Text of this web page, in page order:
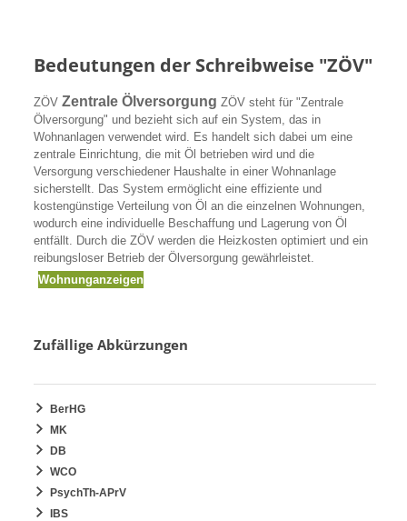
Bedeutungen der Schreibweise "ZÖV"
ZÖVZentrale Ölversorgung ZÖV steht für "Zentrale
Ölversorgung" und bezieht sich auf ein System, das in
Wohnanlagen verwendet wird. Es handelt sich dabei um eine
zentrale Einrichtung, die mit Öl betrieben wird und die
Versorgung verschiedener Haushalte in einer Wohnanlage
sicherstellt. Das System ermöglicht eine effiziente und
kostengünstige Verteilung von Öl an die einzelnen Wohnungen,
wodurch eine individuelle Beschaffung und Lagerung von Öl
entfällt. Durch die ZÖV werden die Heizkosten optimiert und ein
reibungsloser Betrieb der Ölversorgung gewährleistet.
Wohnunganzeigen
Zufällige Abkürzungen
BerHG
MK
DB
WCO
PsychTh-APrV
IBS